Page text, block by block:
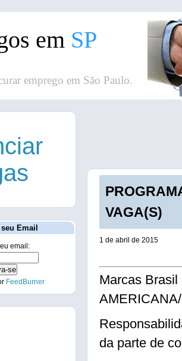
em SP
emprego em São Paulo.
VAGA(S)
1 de abril de 2015
Marcas
da parte de
Email
email:
FeedBurner